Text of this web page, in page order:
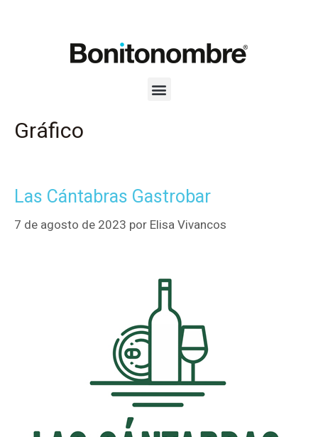
Gráfico
Las Cántabras Gastrobar
7 de agosto de 2023 por Elisa Vivancos